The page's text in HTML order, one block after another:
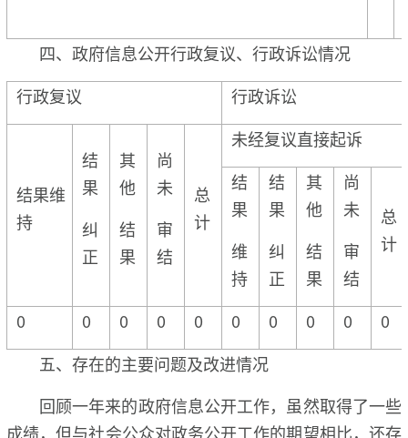
四、政府信息公开行政复议、行政诉讼情况
行政复议
行政诉讼
结果维
持
结
果
纠
正
其
他
结
果
尚
未
审
结
总
计
未经复议直接起诉
结
果
维
持
结
果
纠
正
其
他
结
果
尚
未
审
结
总
计
0 0 0 0 0 0 0 0 0
0
五、存在的主要问题及改进情况
回顾一年来的政府信息公开工作，虽然取得了一些
成绩，但与社会公众对政务公开工作的期望相比，还存